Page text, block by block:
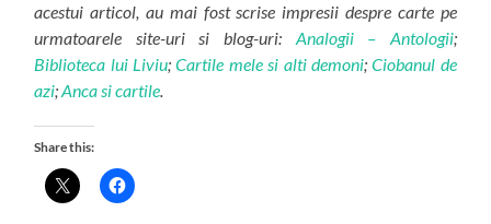
acestui articol, au mai fost scrise impresii despre carte pe
urmatoarele site-uri si blog-uri: Analogii – Antologii;
Biblioteca lui Liviu;Cartile mele si alti demoni;Ciobanul de
azi;Anca si cartile.
Share this: